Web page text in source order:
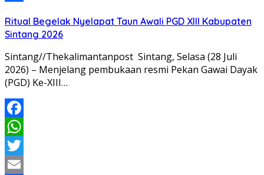
Ritual Begelak Nyelapat Taun Awali PGD XIII Kabupaten
Sintang 2026
Sintang//Thekalimantanpost Sintang, Selasa (28 Juli
2026) – Menjelang pembukaan resmi Pekan Gawai Dayak
(PGD) Ke-XIII…
Facebook
WhatsApp
Twitter